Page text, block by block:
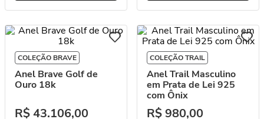
COLEÇÃO BRAVE
Anel Brave Golf de
Ouro 18k
R$43.106,00
COLEÇÃO TRAIL
Anel Trail Masculino
em Prata de Lei 925
com Ônix
R$980,00